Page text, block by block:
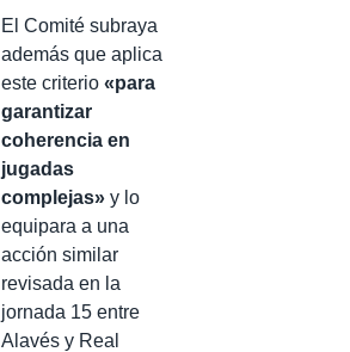
El Comité subraya
además que aplica
este criterio «para
garantizar
coherencia en
jugadas
complejas» y lo
equipara a una
acción similar
revisada en la
jornada 15 entre
Alavés y Real